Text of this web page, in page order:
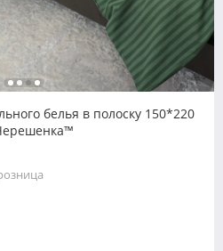
белья в полоску 150*220